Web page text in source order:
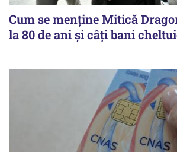
Cum se menține Mitică
la 80 de ani și câți bani